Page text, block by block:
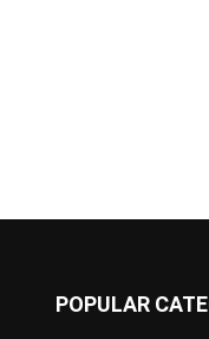
POPULAR